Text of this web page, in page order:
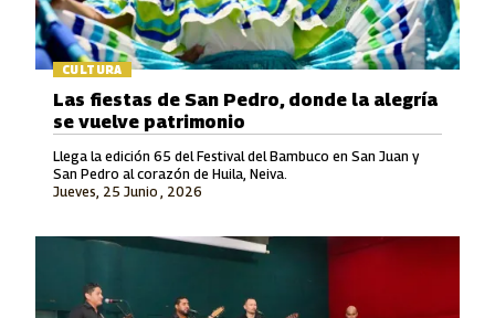
CULTURA
Jueves, 25 Junio , 2026
Las fiestas de San Pedro, donde la alegría
se vuelve patrimonio
Llega la edición 65 del Festival del Bambuco en San Juan y
San Pedro al corazón de Huila, Neiva.